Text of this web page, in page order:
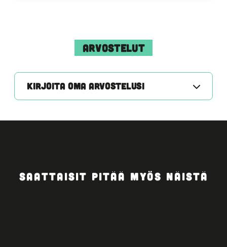
ARVOSTELUT
KIRJOITA OMA ARVOSTELUSI
SAATTAISIT PITÄÄ MYÖS NÄISTÄ